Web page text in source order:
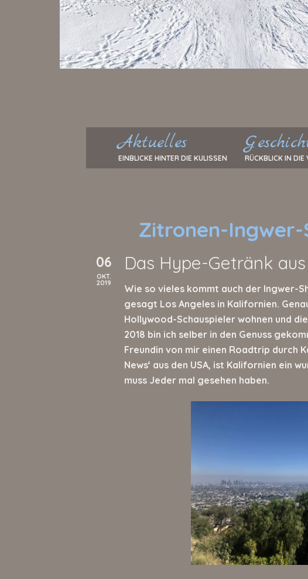
Aktuelles
EINBLICKE HINTER DIE KULISSEN RÜCKBLICK IN DIE
Zitronen-Ingwer-
06
OKT.
2019
Das Hype-Getränk
Wie so vieles kommt auch der Ingwer-
gesagt Los Angeles in Kalifornien.
Hollywood-Schauspieler wohnen und
2018 bin ich selber in den Genuss
Freundin von mir einen Roadtrip durch
News‘ aus den USA, ist Kalifornien ein
muss Jeder mal gesehen haben.